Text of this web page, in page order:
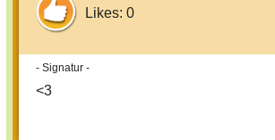
Likes: 0
- Signatur -
<3